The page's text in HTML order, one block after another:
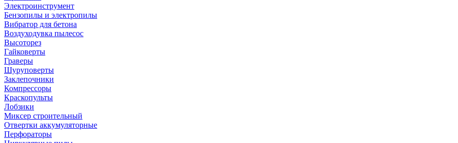
Электроинструмент
Бензопилы и электропилы
Вибратор для бетона
Воздуходувка пылесос
Высоторез
Гайковерты
Граверы
Шуруповерты
Заклепочники
Компрессоры
Краскопульты
Лобзики
Миксер строительный
Отвертки аккумуляторные
Перфораторы